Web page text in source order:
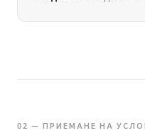
02 — ПРИЕМАНЕ НА